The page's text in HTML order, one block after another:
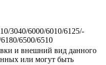
­3040/­6000/­6010/­6125/­
­6500/­6510
и внешний вид данного
или могут быть